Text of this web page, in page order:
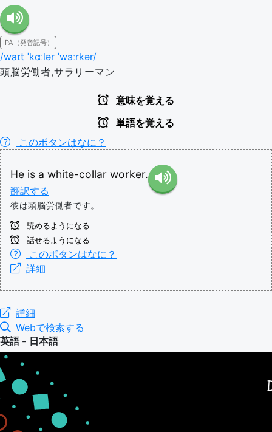
IPA（発音記号）
/waɪt ˈkɑːlər ˈwɜːrkər/
頭脳労働者,サラリーマン
意味を覚える
単語を覚える
このボタンはなに？
He is a white-collar worker.
翻訳する
彼は頭脳労働者です。
読めるようになる
話せるようになる
このボタンはなに？
詳細
詳細
Webで検索する
英語 - 日本語